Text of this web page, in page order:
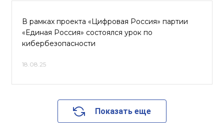
В рамках проекта «Цифровая Россия» партии
«Единая Россия» состоялся урок по
кибербезопасности
18.08.25
Показать еще